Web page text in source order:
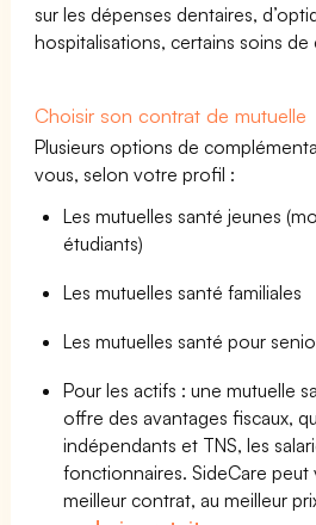
sur les dépenses dentaires,
hospitalisations, certains soins
Choisir son contrat de mutuelle
Plusieurs options de
vous, selon votre profil :
Les mutuelles santé jeunes
étudiants)
Les mutuelles santé familiales
Les mutuelles santé pour
Pour les actifs : une mutuelle
offre des avantages fiscaux,
indépendants et TNS, les
fonctionnaires. SideCare peut
meilleur contrat, au meilleur